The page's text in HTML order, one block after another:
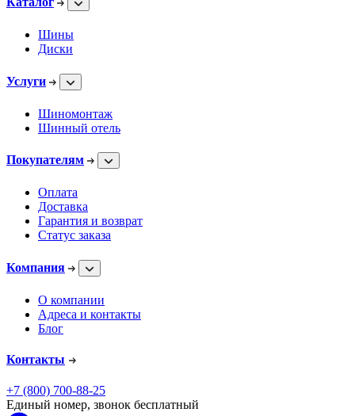
Шины
Диски
Услуги
Шиномонтаж
Шинный отель
Покупателям
Оплата
Доставка
Гарантия и возврат
Статус заказа
Компания
О компании
Адреса и контакты
Блог
Контакты
+7 (800) 700-88-25
Единый номер, звонок бесплатный